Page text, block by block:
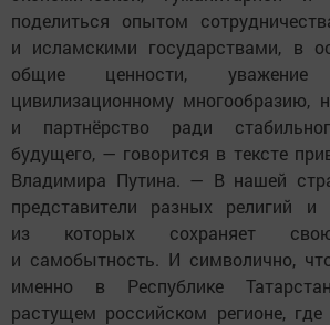
поделиться опытом
и исламскими государствами, в
общие ценности,
цивилизационному многообразию,
и партнёрство ради
будущего, — говорится в тексте
Владимира Путина. — В нашей
представители разных религий
из которых сохраняет свою
и самобытность. И символично,
именно в Республике
растущем российском регионе, где